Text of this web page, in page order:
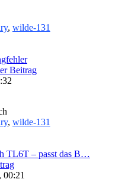
, wilde-131
Beitrag
, wilde-131
TL6T – passt das B…
00:21